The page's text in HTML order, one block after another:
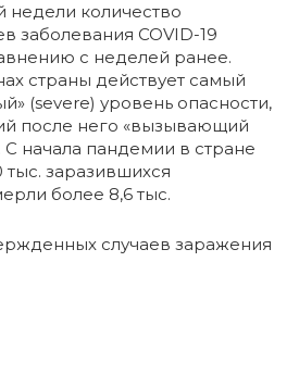
недели количество
заболевания COVID-19
с неделей ранее.
страны действует самый
(severe) уровень опасности,
после него «вызывающий
С начала пандемии в стране
заразившихся
более 8,6 тыс.
случаев заражения